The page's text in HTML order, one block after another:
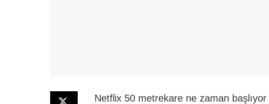
Netflix 50 metrekare ne zaman